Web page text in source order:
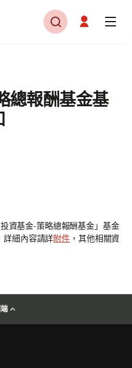
總報酬基金基
資基金-策略總報酬基金」基金
詳細內容請詳附件 ，其他相關資